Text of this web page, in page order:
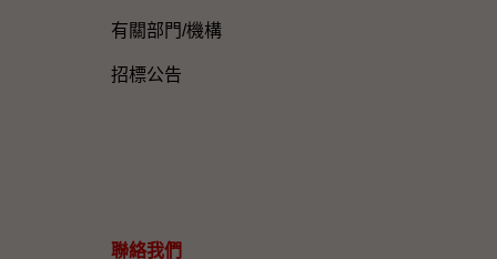
有關部門/機構
招標公告
聯絡我們